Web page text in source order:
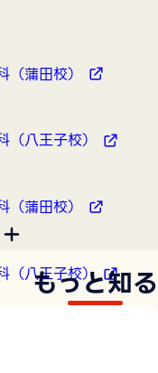
（蒲田校）
（八王子校）
（蒲田校）
（八王子校）
もっと知る